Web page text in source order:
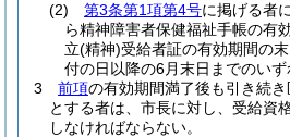
(2)
第3条第1項第4号に掲げる者
ら精神障害者保健福祉手帳の有
立(精神)受給者証の有効期間の
付の日以降の6月末日までのいず
3
前項の有効期間満了後も引き続
とする者は、市長に対し、受給資
しなければならない。